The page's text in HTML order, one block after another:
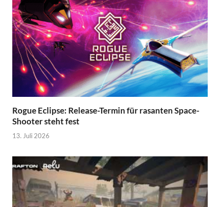
Rogue Eclipse: Release-Termin für rasanten Space-
Shooter steht fest
13. Juli 2026